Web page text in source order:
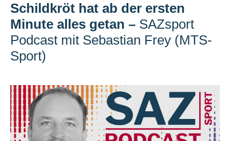
Schildkröt hat ab der ersten
Minute alles getan – SAZsport
Podcast mit Sebastian Frey (MTS-
Sport)